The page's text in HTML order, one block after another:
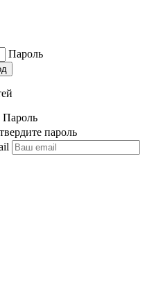
Пароль
Пароль
пароль